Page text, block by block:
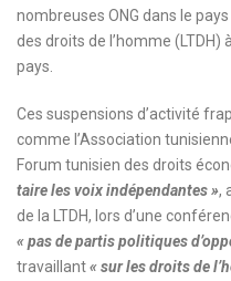
nombreuses ONG dans le
des droits de l’homme (LTDH) à
pays.
Ces suspensions d’activité
comme l’Association
Forum tunisien des droits
taire les voix indépendantes »,
de la LTDH, lors d’une
« pas de partis politiques
travaillant« sur les droits de